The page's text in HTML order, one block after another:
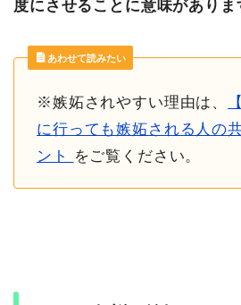
度にさせることに意味がありま
あわせて読みたい
※嫉妬されやすい理由は、
に行っても嫉妬される人の
ント
をご覧ください。